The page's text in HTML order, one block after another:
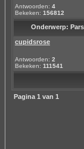
Antwoorden: 4
Bekeken: 156812
Onderwerp:
cupidsrose
Antwoorden: 2
Bekeken: 111541
Pagina 1 van 1